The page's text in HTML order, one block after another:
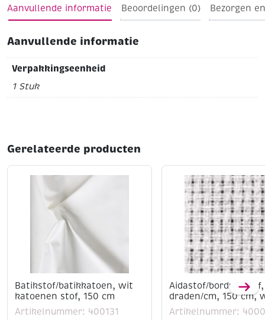
Aanvullende informatie Beoordelingen (0) Bezorgen
Aanvullende informatie
Verpakkingseenheid
1 Stuk
Gerelateerde producten
Batikstof/batikkatoen, wit
katoenen stof, 150 cm
Artikelnummer: 400131
Aidastof/
draden/cm, 150 cm,
Artikelnummer: